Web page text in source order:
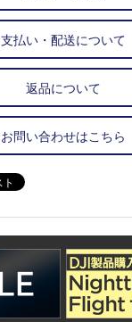
支払い・配送について
返品について
お問い合わせはこちら